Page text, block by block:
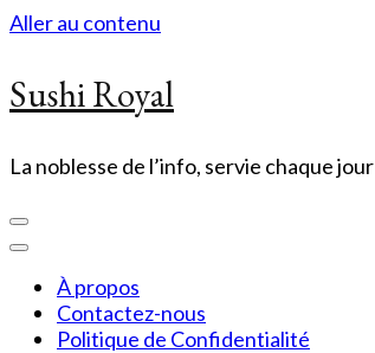
Aller au contenu
Sushi Royal
La noblesse de l’info, servie chaque jour
À propos
Contactez-nous
Politique de Confidentialité